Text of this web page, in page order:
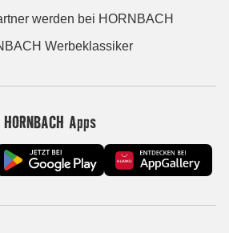
werden bei HORNBACH
Werbeklassiker
HORNBACH Apps